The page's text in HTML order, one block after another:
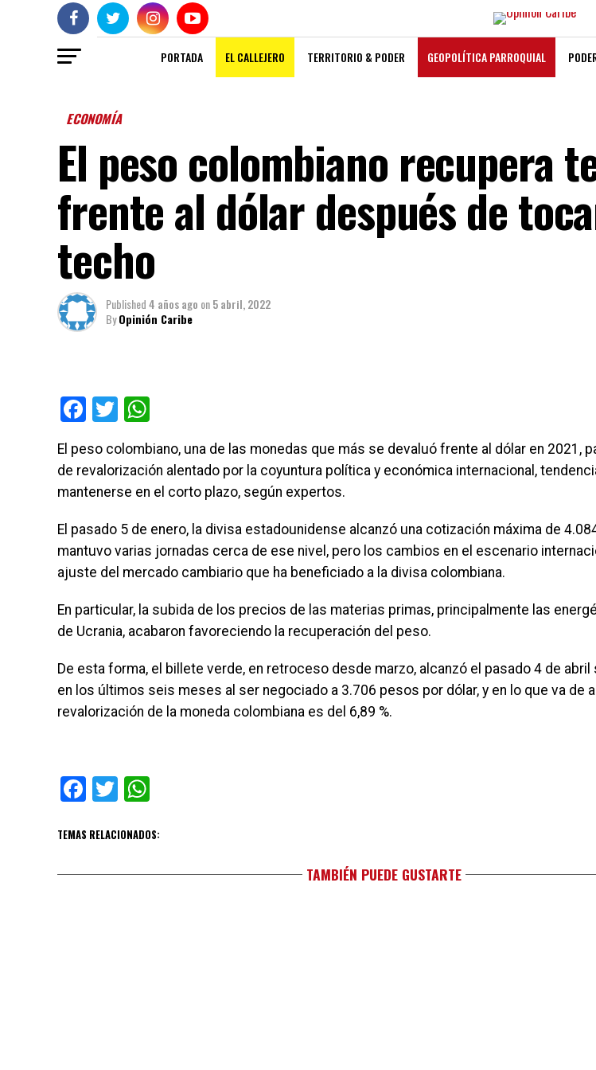
PORTADA EL CALLEJERO TERRITORIO & PODER GEOPOLÍTICA PARROQUIAL
ECONOMÍA
El peso colombiano recupera
frente al dólar después de
techo
Published4 años ago on5 abril, 2022
ByOpinión Caribe
Facebook
Twitter
El peso colombiano, una de las monedas que más se devaluó frente al dólar en 2021,
de revalorización alentado por la coyuntura política y económica internacional,
mantenerse en el corto plazo, según expertos.
El pasado 5 de enero, la divisa estadounidense alcanzó una cotización máxima de
mantuvo varias jornadas cerca de ese nivel, pero los cambios en el escenario
ajuste del mercado cambiario que ha beneficiado a la divisa colombiana.
En particular, la subida de los precios de las materias primas, principalmente las
de Ucrania, acabaron favoreciendo la recuperación del peso.
De esta forma, el billete verde, en retroceso desde marzo, alcanzó el pasado 4 de
en los últimos seis meses al ser negociado a 3.706 pesos por dólar, y en lo que va de
revalorización de la moneda colombiana es del 6,89 %.
Facebook
Twitter
TEMAS RELACIONADOS:
TAMBIÉN PUEDE GUSTARTE